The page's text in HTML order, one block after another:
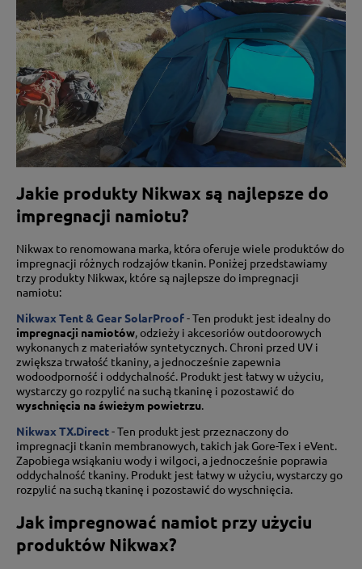
Jakie produkty Nikwax są najlepsze do
impregnacji namiotu?
Nikwax to renomowana marka, która oferuje wiele produktów do
impregnacji różnych rodzajów tkanin. Poniżej przedstawiamy
trzy produkty Nikwax, które są najlepsze do impregnacji
namiotu:
Nikwax Tent & Gear SolarProof- Ten produkt jest idealny do
impregnacji namiotów, odzieży i akcesoriów outdoorowych
wykonanych z materiałów syntetycznych. Chroni przed UV i
zwiększa trwałość tkaniny, a jednocześnie zapewnia
wodoodporność i oddychalność. Produkt jest łatwy w użyciu,
wystarczy go rozpylić na suchą tkaninę i pozostawić do
wyschnięcia na świeżym powietrzu.
Nikwax TX.Direct- Ten produkt jest przeznaczony do
impregnacji tkanin membranowych, takich jak Gore-Tex i eVent.
Zapobiega wsiąkaniu wody i wilgoci, a jednocześnie poprawia
oddychalność tkaniny. Produkt jest łatwy w użyciu, wystarczy go
rozpylić na suchą tkaninę i pozostawić do wyschnięcia.
Jak impregnować namiot przy użyciu
produktów Nikwax?